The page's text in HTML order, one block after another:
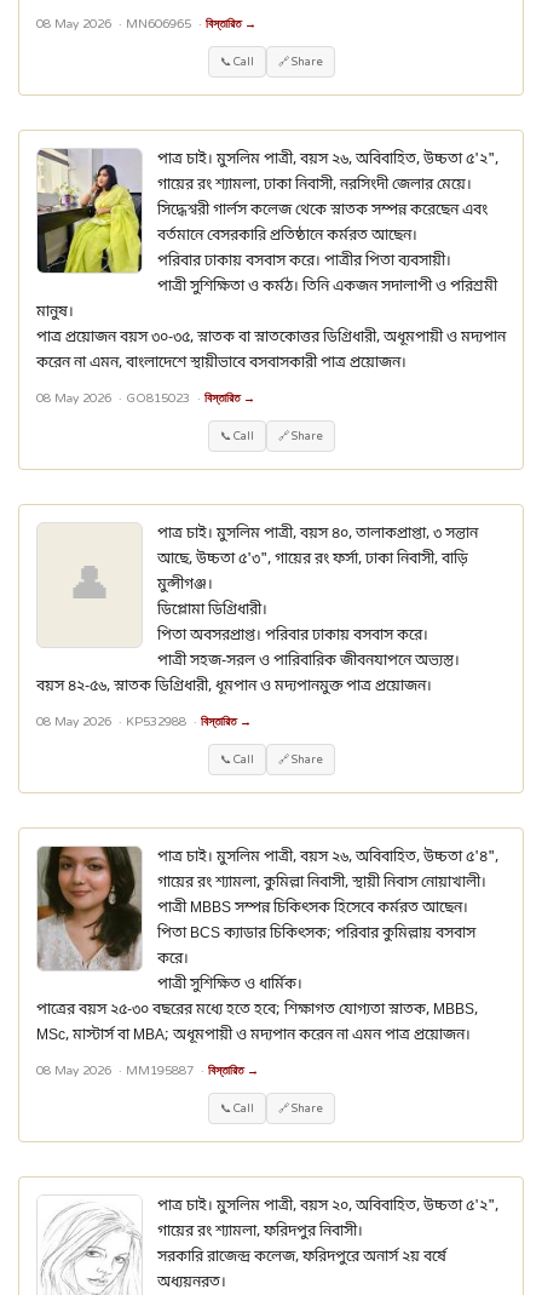
08 May 2026 · MN606965 · বিস্তারিত →
📞 Call 🔗 Share
পাত্র চাই। মুসলিম পাত্রী, বয়স ২৬, অবিবাহিত, উচ্চতা ৫'২",
গায়ের রং শ্যামলা, ঢাকা নিবাসী, নরসিংদী জেলার মেয়ে।
সিদ্ধেশ্বরী গার্লস কলেজ থেকে স্নাতক সম্পন্ন করেছেন এবং
বর্তমানে বেসরকারি প্রতিষ্ঠানে কর্মরত আছেন।
পরিবার ঢাকায় বসবাস করে। পাত্রীর পিতা ব্যবসায়ী।
পাত্রী সুশিক্ষিতা ও কর্মঠ। তিনি একজন সদালাপী ও পরিশ্রমী
মানুষ।
পাত্র প্রয়োজন বয়স ৩০-৩৫, স্নাতক বা স্নাতকোত্তর ডিগ্রিধারী, অধূমপায়ী ও মদ্যপান
করেন না এমন, বাংলাদেশে স্থায়ীভাবে বসবাসকারী পাত্র প্রয়োজন।
08 May 2026 · GO815023 · বিস্তারিত →
📞 Call 🔗 Share
👤
পাত্র চাই। মুসলিম পাত্রী, বয়স ৪০, তালাকপ্রাপ্তা, ৩ সন্তান
আছে, উচ্চতা ৫'৩", গায়ের রং ফর্সা, ঢাকা নিবাসী, বাড়ি
মুন্সীগঞ্জ।
ডিপ্লোমা ডিগ্রিধারী।
পিতা অবসরপ্রাপ্ত। পরিবার ঢাকায় বসবাস করে।
পাত্রী সহজ-সরল ও পারিবারিক জীবনযাপনে অভ্যস্ত।
বয়স ৪২-৫৬, স্নাতক ডিগ্রিধারী, ধূমপান ও মদ্যপানমুক্ত পাত্র প্রয়োজন।
08 May 2026 · KP532988 · বিস্তারিত →
📞 Call 🔗 Share
পাত্র চাই। মুসলিম পাত্রী, বয়স ২৬, অবিবাহিত, উচ্চতা ৫'৪",
গায়ের রং শ্যামলা, কুমিল্লা নিবাসী, স্থায়ী নিবাস নোয়াখালী।
পাত্রী MBBS সম্পন্ন চিকিৎসক হিসেবে কর্মরত আছেন।
পিতা BCS ক্যাডার চিকিৎসক; পরিবার কুমিল্লায় বসবাস
করে।
পাত্রী সুশিক্ষিত ও ধার্মিক।
পাত্রের বয়স ২৫-৩০ বছরের মধ্যে হতে হবে; শিক্ষাগত যোগ্যতা স্নাতক, MBBS,
MSc, মাস্টার্স বা MBA; অধূমপায়ী ও মদ্যপান করেন না এমন পাত্র প্রয়োজন।
08 May 2026 · MM195887 · বিস্তারিত →
📞 Call 🔗 Share
পাত্র চাই। মুসলিম পাত্রী, বয়স ২০, অবিবাহিত, উচ্চতা ৫'২",
গায়ের রং শ্যামলা, ফরিদপুর নিবাসী।
সরকারি রাজেন্দ্র কলেজ, ফরিদপুরে অনার্স ২য় বর্ষে
অধ্যয়নরত।